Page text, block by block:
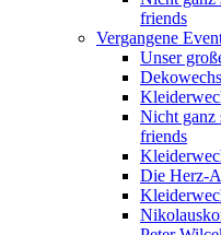
friends
Vergangene
Unser
Nicht ganz
friends
Die Herz-